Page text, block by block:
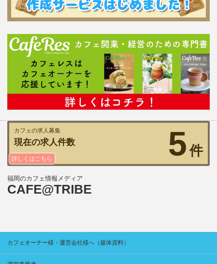
カフェの求人募集
現在の求人件数 5 件
詳しくはこちら
福岡のカフェ情報メディア
CAFE@TRIBE
カフェオーナー様・運営会社様へ（媒体資料）